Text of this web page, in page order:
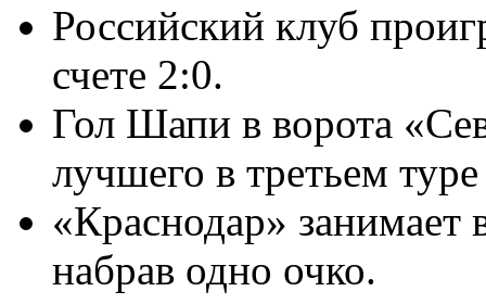
Российский клуб
счете 2:0.
Гол Шапи в ворота
лучшего в третьем
«Краснодар» занимает
набрав одно очко.